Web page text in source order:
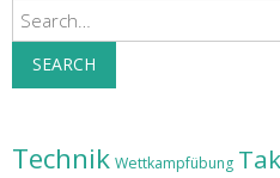
Search
SEARCH
Technik Wettkampfübung